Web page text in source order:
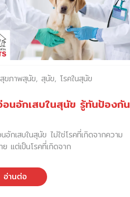
สุขภาพสุนัข สุนัข โรคในสุนัข
นอักเสบในสุนัข รู้ทันป้องกัน
อักเสบในสุนัข ไม่ใช่โรคที่เกิดจากความ
ย แต่เป็นโรคที่เกิดจาก
อ่านต่อ